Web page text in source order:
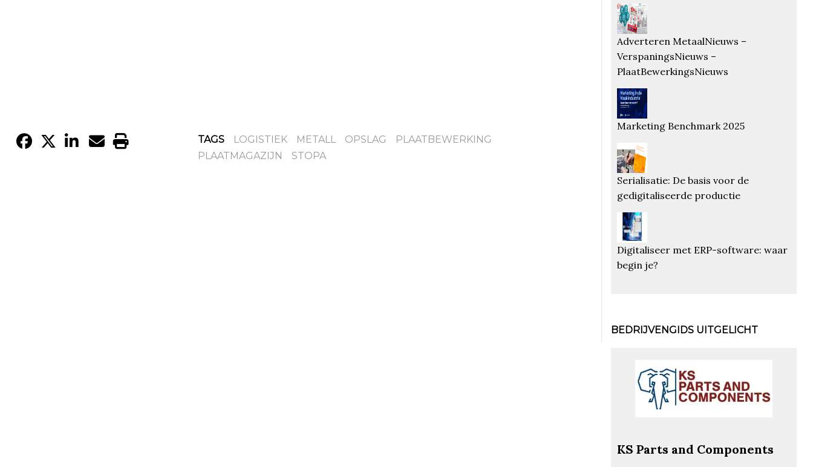
TAGS LOGISTIEK METALL OPSLAG
PLAATBEWERKING
PLAATMAGAZIJN
STOPA
Adverteren MetaalNieuws –
VerspaningsNieuws –
PlaatBewerkingsNieuws
Marketing Benchmark 2025
Serialisatie: De basis voor de
gedigitaliseerde productie
Digitaliseer met ERP-software: waar
begin je?
BEDRIJVENGIDS UITGELICHT
KS Parts and Components